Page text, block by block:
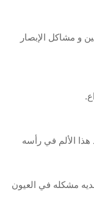
و مشاكل الإبصار
الألم في رأسه
مشكله في العيون